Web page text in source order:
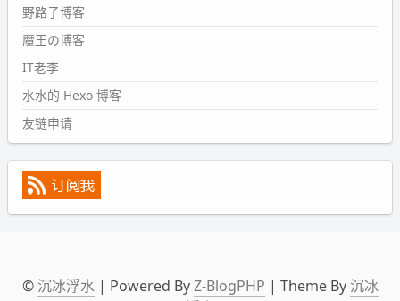
#PubWord
表，21 年 11 月底发现 B 站上线了这部，直到前几天才看
完，还是分两次看的。。接下来有五项是 2019 年的，都是
电影 —— 略长的待办列表。。
野路子博客
魔王の博客
IT老李
水水的 Hexo 博客
友链申请
© 沉冰浮水| Powered ByZ-BlogPHP | Theme By 沉冰